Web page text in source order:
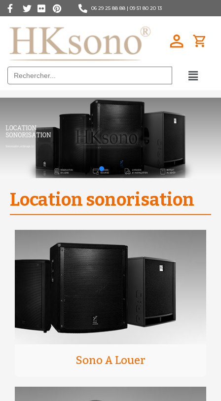
06 29 25 88 88 | 09 51 80 20 13
Search
for:
Location sonorisation
Sono A Louer